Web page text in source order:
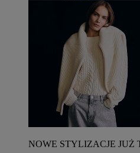
NOWE STYLIZACJE JUŻ